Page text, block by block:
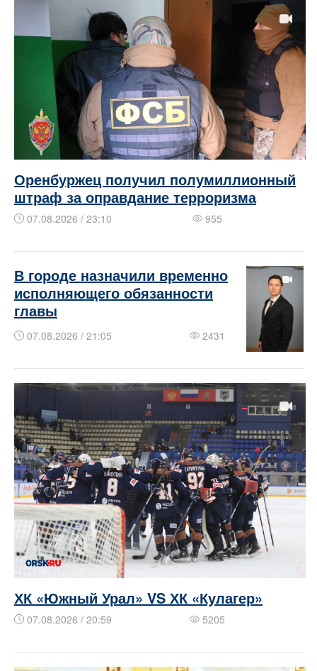
Оренбуржец получил полумиллионный
штраф за оправдание терроризма
07.08.2026 / 23:10 955
В городе назначили временно
исполняющего обязанности
главы
07.08.2026 / 21:05 2431
ХК «Южный Урал» VS ХК «Кулагер»
07.08.2026 / 20:59 5205